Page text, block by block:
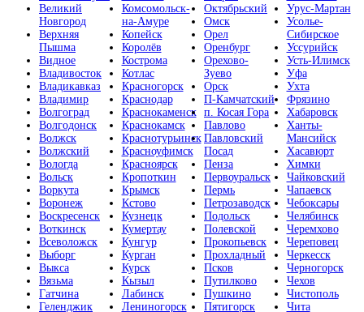
Великий
Новгород
Верхняя
Пышма
Видное
Владивосток
Владикавказ
Владимир
Волгоград
Волгодонск
Волжск
Волжский
Вологда
Вольск
Воркута
Воронеж
Воскресенск
Воткинск
Всеволожск
Выборг
Выкса
Вязьма
Гатчина
Геленджик
Комсомольск-
на-Амуре
Копейск
Королёв
Кострома
Котлас
Красногорск
Краснодар
Краснокаменск
Краснокамск
Краснотурьинск
Красноуфимск
Красноярск
Кропоткин
Крымск
Кстово
Кузнецк
Кумертау
Кунгур
Курган
Курск
Кызыл
Лабинск
Лениногорск
Октябрьский
Омск
Орел
Оренбург
Орехово-
Зуево
Орск
П-Камчатский
п. Косая Гора
Павлово
Павловский
Посад
Пенза
Первоуральск
Пермь
Петрозаводск
Подольск
Полевской
Прокопьевск
Прохладный
Псков
Путилково
Пушкино
Пятигорск
Урус-Мартан
Усолье-
Сибирское
Уссурийск
Усть-Илимск
Уфа
Ухта
Фрязино
Хабаровск
Ханты-
Мансийск
Хасавюрт
Химки
Чайковский
Чапаевск
Чебоксары
Челябинск
Черемхово
Череповец
Черкесск
Черногорск
Чехов
Чистополь
Чита